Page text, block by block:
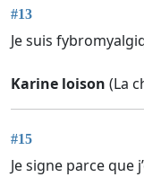
#13
Je suis
Karine loison (La
#15
Je signe parce que